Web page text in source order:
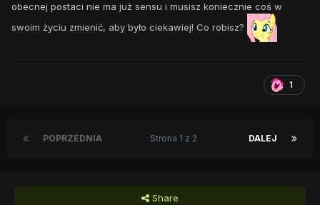
obecnej postaci nie ma już sensu i musisz koniecznie coś w
swoim życiu zmienić, aby było ciekawiej! Co robisz?
1
POPRZEDNIA DALEJ
Strona 1 z 2
Share